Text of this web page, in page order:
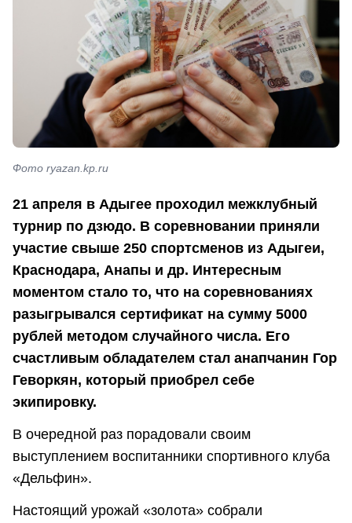
Фото ryazan.kp.ru
21 апреля в Адыгее проходил межклубный
турнир по дзюдо. В соревновании приняли
участие свыше 250 спортсменов из Адыгеи,
Краснодара, Анапы и др. Интересным
моментом стало то, что на соревнованиях
разыгрывался сертификат на сумму 5000
рублей методом случайного числа. Его
счастливым обладателем стал анапчанин Гор
Геворкян, который приобрел себе
экипировку.
В очередной раз порадовали своим
выступлением воспитанники спортивного клуба
«Дельфин».
Настоящий урожай «золота» собрали